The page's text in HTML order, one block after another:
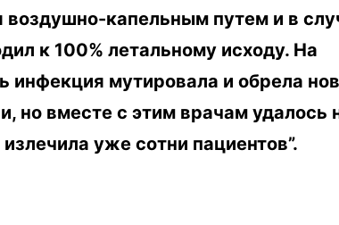
воздушно-капельным путем и в
к 100% летальному исходу. На
инфекция мутировала и обрела
но вместе с этим врачам удалось
уже сотни пациентов”.